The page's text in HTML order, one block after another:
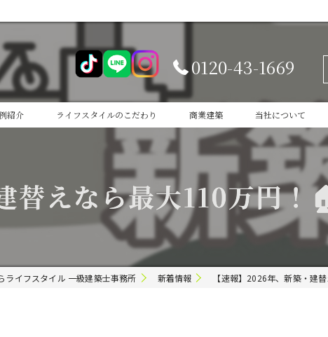
0120-43-1669
紹介 ライフスタイルのこだわり 商業建築 当社について
設計
新築
商業建築
替えなら最大110万円！
ライフスタイル 一級建築士事務所 新着情報 【速報】2026年、新築・建